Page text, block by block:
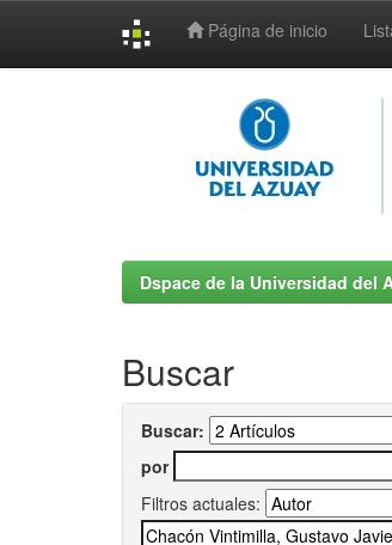
Página de inicio
Dspace de la Universidad del
Buscar
Buscar:
por
Filtros actuales: